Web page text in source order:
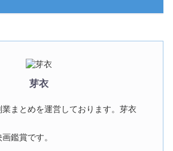
芽衣
まとめを運営しております。芽衣
鑑賞です。